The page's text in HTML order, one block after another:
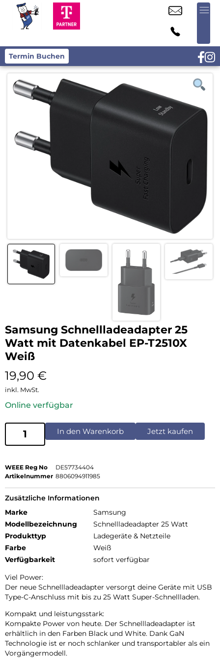
Termin Buchen
Samsung Schnellladeadapter 25
Watt mit Datenkabel EP-T2510X
Weiß
19,90 €
inkl. MwSt.
Online verfügbar
In den Warenkorb Jetzt kaufen
WEEE Reg No
DE57734404
Artikelnummer 8806094911985
Zusätzliche Informationen
Marke
Samsung
Modellbezeichnung
Schnellladeadapter 25 Watt
Produkttyp
Ladegeräte & Netzteile
Farbe
Weiß
Verfügbarkeit
sofort verfügbar
Viel Power:
Der neue Schnellladeadapter versorgt deine Geräte mit USB
Type-C-Anschluss mit bis zu 25 Watt Super-Schnellladen.
Kompakt und leistungsstark:
Kompakte Power von heute. Der Schnellladeadapter ist
erhältlich in den Farben Black und White. Dank GaN
Technologie ist er noch schlanker und transportabler als ein
Vorgängermodell.